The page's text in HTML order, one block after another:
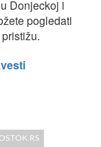
Donjeckoj i
pogledati